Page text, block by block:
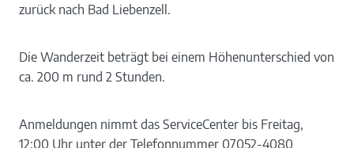
zurück nach Bad Liebenzell.
Die Wanderzeit beträgt bei einem Höhenunterschied von
ca. 200 m rund 2 Stunden.
Anmeldungen nimmt das ServiceCenter bis Freitag,
12:00 Uhr unter der Telefonnummer 07052-4080